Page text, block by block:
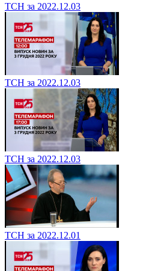
ТСН за 2022.12.03
ТСН за 2022.12.03
ТСН за 2022.12.03
ТСН за 2022.12.01